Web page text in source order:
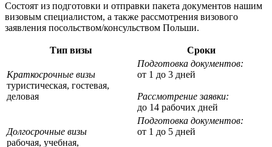
Состоят из подготовки и отправки пакета документов нашим
визовым специалистом, а также рассмотрения визового
заявления посольством/консульством Польши.
Тип визы Сроки
Краткосрочные визы
туристическая, гостевая,
деловая
Подготовка документов:
от 1 до 3 дней
Рассмотрение заявки:
до 14 рабочих дней
Долгосрочные визы
рабочая, учебная,
Подготовка документов:
от 1 до 5 дней